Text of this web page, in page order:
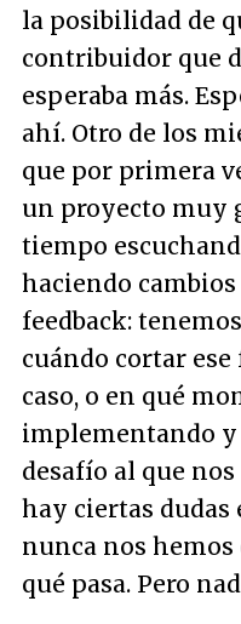
la posibilidad de
contribuidor que
esperaba más.
ahí. Otro de los
que por primera
un proyecto muy
tiempo
haciendo
feedback:
cuándo cortar ese
caso, o en qué
implementando
desafío al que
hay ciertas dudas
nunca nos hemos
qué pasa. Pero